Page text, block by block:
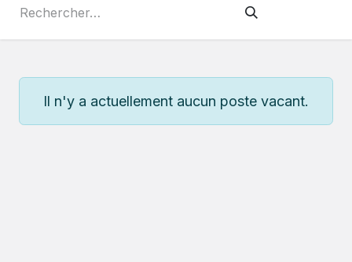
Il n'y a actuellement aucun poste vacant.